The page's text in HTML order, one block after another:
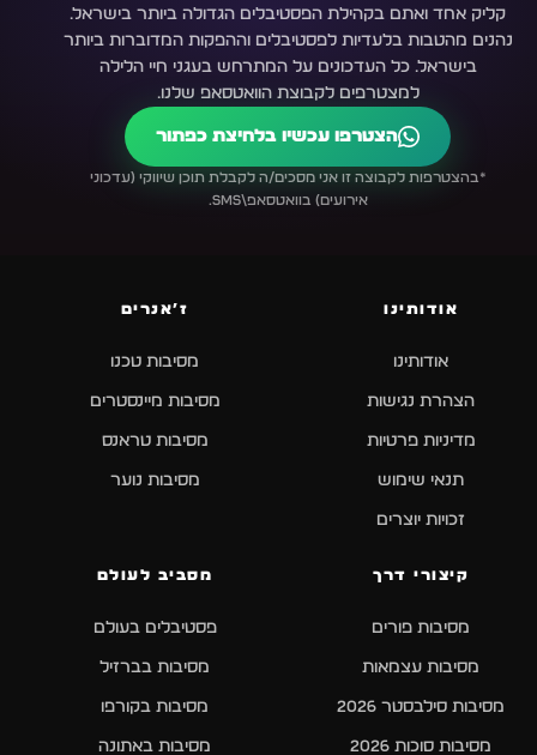
קליק אחד ואתם בקהילת הפסטיבלים הגדולה ביותר בישראל.
נהנים מהטבות בלעדיות לפסטיבלים וההפקות המדוברות ביותר
בישראל. כל העדכונים על המתרחש בעגני חיי הלילה
למצטרפים לקבוצת הוואטסאפ שלנו.
הצטרפו עכשיו בלחיצת כפתור
*בהצטרפות לקבוצה זו אני מסכים/ה לקבלת תוכן שיווקי (עדכוני
אירועים) בוואטסאפ\SMS.
אודותינו
אודותינו
הצהרת נגישות
מדיניות פרטיות
תנאי שימוש
זכויות יוצרים
ז׳אנרים
מסיבות טכנו
מסיבות מיינסטרים
מסיבות טראנס
מסיבות נוער
קיצורי דרך
מסיבות פורים
מסיבות עצמאות
מסיבות סילבסטר 2026
מסיבות סוכות 2026
מסביב לעולם
פסטיבלים בעולם
מסיבות בברזיל
מסיבות בקורפו
מסיבות באתונה